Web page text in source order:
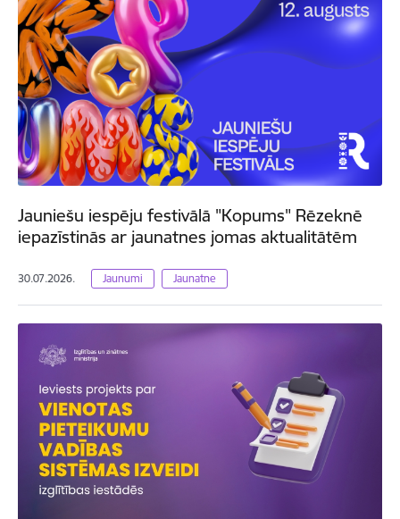
Jauniešu iespēju festivālā "Kopums" Rēzeknē
iepazīstinās ar jaunatnes jomas aktualitātēm
30.07.2026. Jaunumi Jaunatne